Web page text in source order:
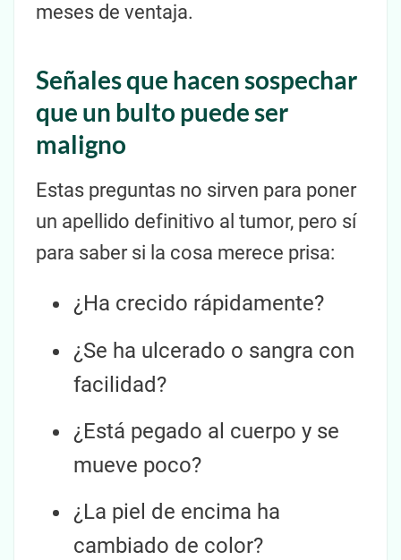
meses de ventaja.
Señales que hacen sospechar
que un bulto puede ser
maligno
Estas preguntas no sirven para poner
un apellido definitivo al tumor, pero sí
para saber si la cosa merece prisa:
¿Ha crecido rápidamente?
¿Se ha ulcerado o sangra con
facilidad?
¿Está pegado al cuerpo y se
mueve poco?
¿La piel de encima ha
cambiado de color?